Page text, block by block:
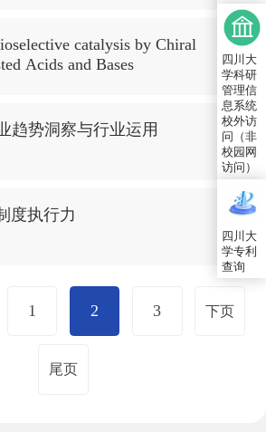
catalysis by Chiral
Acids and Bases
趋势洞察与行业运用
度执行力
1 2 3 下页
尾页
四川大
学科研
管理信
息系统
校外访
问（非
校园网
访问）
四川大
学专利
查询